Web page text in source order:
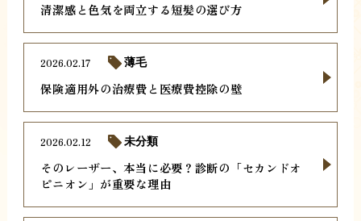
清潔感と色気を両立する短髪の選び方
保険適用外の治療費と医療費控除の壁
2026.02.17 薄毛
そのレーザー、本当に必要？診断の「セカンドオ
ピニオン」が重要な理由
2026.02.12 未分類